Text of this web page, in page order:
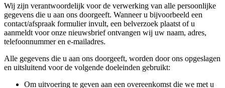
Wij zijn verantwoordelijk voor de verwerking van alle persoonlijke
gegevens die u aan ons doorgeeft. Wanneer u bijvoorbeeld een
contact/afspraak formulier invult, een belverzoek plaatst of u
aanmeldt voor onze nieuwsbrief ontvangen wij uw naam, adres,
telefoonnummer en e-mailadres.
Alle gegevens die u aan ons doorgeeft, worden door ons opgeslagen
en uitsluitend voor de volgende doeleinden gebruikt:
Om uitvoering te geven aan een overeenkomst die we met u